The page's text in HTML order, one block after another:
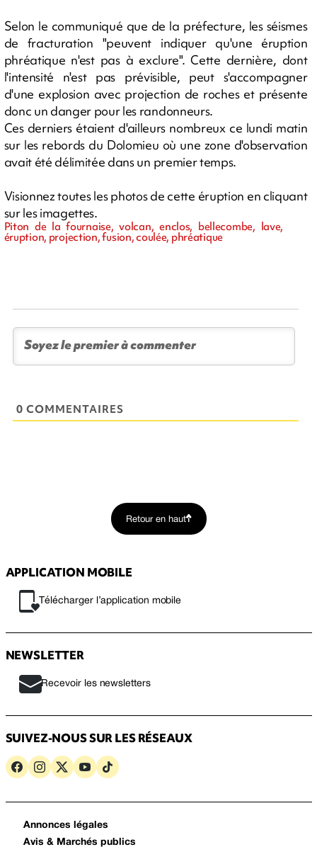
Selon le communiqué que de la préfecture, les séismes
de fracturation "peuvent indiquer qu'une éruption
phréatique n'est pas à exclure". Cette dernière, dont
l'intensité n'est pas prévisible, peut s'accompagner
d'une explosion avec projection de roches et présente
donc un danger pour les randonneurs.
Ces derniers étaient d'ailleurs nombreux ce lundi matin
sur les rebords du Dolomieu où une zone d'observation
avait été délimitée dans un premier temps.
Visionnez toutes les photos de cette éruption en cliquant
sur les imagettes.
Piton de la fournaise, volcan, enclos, bellecombe, lave,
éruption, projection, fusion, coulée, phréatique
0 COMMENTAIRES
Retour en haut
APPLICATION MOBILE
Télécharger l’application mobile
NEWSLETTER
Recevoir les newsletters
SUIVEZ-NOUS SUR LES RÉSEAUX
Annonces légales
Avis & Marchés publics